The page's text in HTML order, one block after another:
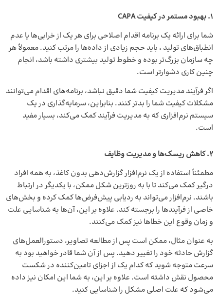
1. بهبود مستمر در کیفیت CAPA
شما برای ارائه یک برنامه اقدام اصلاحی برای هر یک از خرابی‌ها یا عدم
انطباق‌های تولید ، باید حجم زیادی از داده‌ها را مرتب کنید. معمولاً هر
چه سازمان بزرگ‌تر بوده و خطوط تولید بیشتری داشته باشد، انجام
چنین کاری دشوارتر است.
اگر فرآیند مدیریت کیفیت شما دقیق نباشد، برنامه‌های اقدام می‌توانند
مشکلات کیفیت شما را بدتر کنند. بنابراین، سرمایه‌گذاری در یک
سیستم نرم‌افزاری که به مدیریت فرآیند کمک می‌کند، بسیار مفید
است.
2. کاهش ریسک‌ها و مدیریت وظایف
مطمئناً استفاده از یک نرم‌افزار گزارش‌دهی بدون کاغذ، به همه افراد
درگیر کمک می‌کند تا با به روزترین شکل ممکن، با یکدیگر در ارتباط
باشند. نرم‌افزار می‌تواند به ردیابی پیش‌فرض‌ها کمک کرده و بخش‌های
خاصی از فرآیندها را برجسته کند. علاوه بر این، آن‌ها به شناسایی علت
و زمان وقوع این خطاها نیز کمک می‌کنند.
به عنوان مثال، ممکن است پس از مطالعه تصاویر، دستورالعمل‌های
گزارش حادثه خود را تغییر دهید. پس از آن شما قادر خواهید بود به
سرعت متوجه شوید که کدام یک از اجزای تامین‌کننده در شکست
محصول نقش داشته است. علاوه بر این، به شما این امکان نیز داده
می‌شود که علت اصلی مشکل را شناسایی کنید.